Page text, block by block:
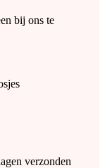
bij ons te
verzonden